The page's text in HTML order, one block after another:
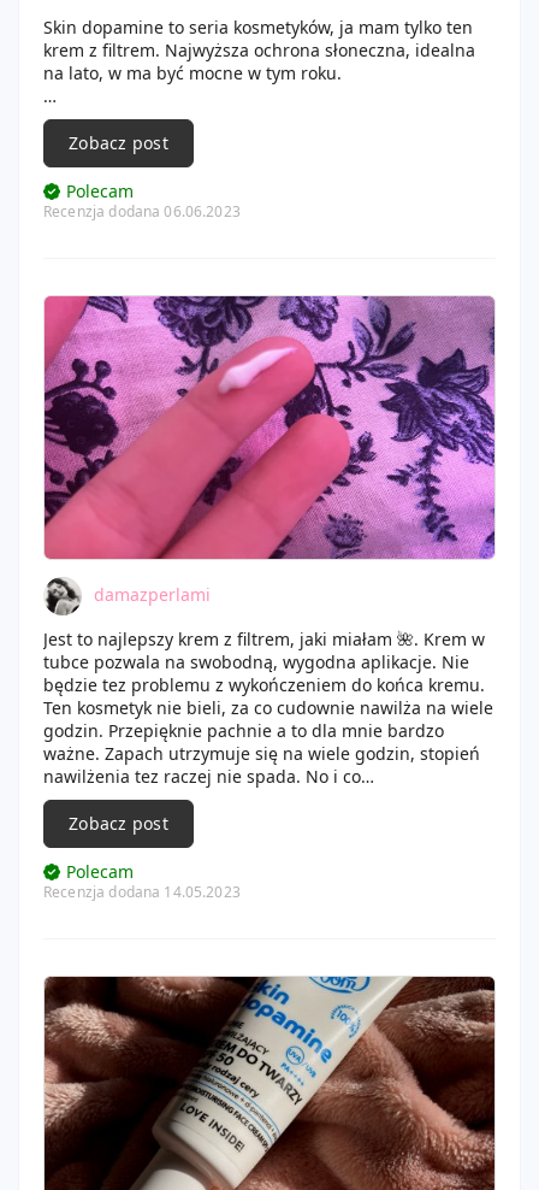
Skin dopamine to seria kosmetyków, ja mam tylko ten
krem z filtrem. Najwyższa ochrona słoneczna, idealna
na lato, w ma być mocne w tym roku.
Kosmetyk jest w wygodnej tubce, sposób aplikacji jest
wiec bardzo przyjemny. Krem jest gesty, ale nie na tyle,
żeby ciężko się go wmasywalo.
Po użyciu zostawia skore miękka na wiele godzin. W
Zobacz post
Polecam
Recenzja dodana 06.06.2023
damazperlami
Jest to najlepszy krem z filtrem, jaki miałam 🌺. Krem w
tubce pozwala na swobodną, wygodna aplikacje. Nie
będzie tez problemu z wykończeniem do końca kremu.
Ten kosmetyk nie bieli, za co cudownie nawilża na wiele
godzin. Przepięknie pachnie a to dla mnie bardzo
ważne. Zapach utrzymuje się na wiele godzin, stopień
nawilżenia tez raczej nie spada. No i co
najcudowniejsze, łączy krem nawilżający z ochrona
przeciwsłoneczna, czyli nie muszę nakładać wvzesniej
kremu pielęgnującego. Uwielbiam 🌼.
Zobacz post
Polecam
Recenzja dodana 14.05.2023